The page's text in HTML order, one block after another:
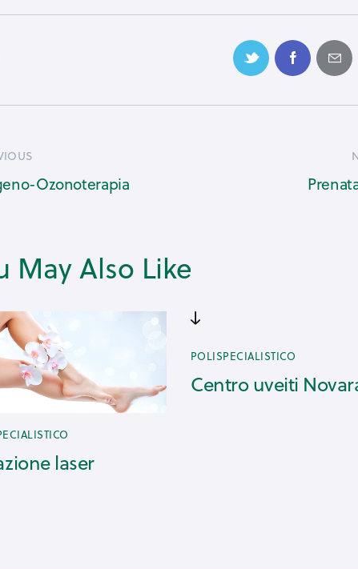
Ozonoterapia
May Also Like
laser
POLISPECIALISTICO
Centro uveiti